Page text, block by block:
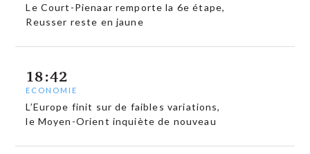
Le Court-Pienaar remporte la 6e étape,
Reusser reste en jaune
18:42
ECONOMIE
L’Europe finit sur de faibles variations,
le Moyen-Orient inquiète de nouveau